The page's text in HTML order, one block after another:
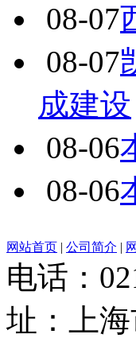
08-07
08-07
成建设
08-06
08-06
网站首页 | 公司简介 |
电话：
址：上